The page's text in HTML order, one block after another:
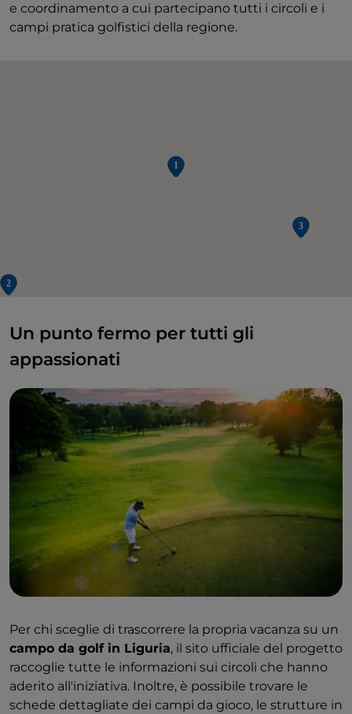
e coordinamento a cui partecipano tutti i circoli e i
campi pratica golfistici della regione.
Un punto fermo per tutti gli
appassionati
Per chi sceglie di trascorrere la propria vacanza su un
campo da golf in Liguria, il sito ufficiale del progetto
raccoglie tutte le informazioni sui circoli che hanno
aderito all'iniziativa. Inoltre, è possibile trovare le
schede dettagliate dei campi da gioco, le strutture in